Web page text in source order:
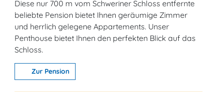
Diese nur 700 m vom Schweriner Schloss entfernte
beliebte Pension bietet Ihnen geräumige Zimmer
und herrlich gelegene Appartements. Unser
Penthouse bietet Ihnen den perfekten Blick auf das
Schloss.
Zur Pension